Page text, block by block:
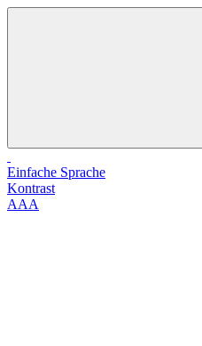
Einfache Sprache
Kontrast
AAA